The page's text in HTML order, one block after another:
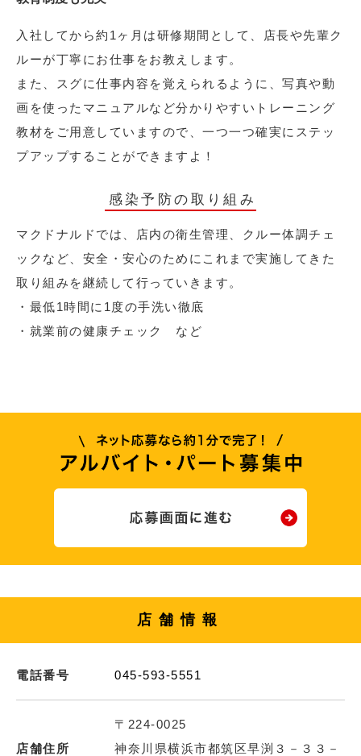
入社してから約1ヶ月は研修期間として、店長や先輩ク
ルーが丁寧にお仕事をお教えします。
また、スグに仕事内容を覚えられるように、写真や動
画を使ったマニュアルなど分かりやすいトレーニング
教材をご用意していますので、一つ一つ確実にステッ
プアップすることができますよ！
感染予防の取り組み
マクドナルドでは、店内の衛生管理、クルー体調チェ
ックなど、安全・安心のためにこれまで実施してきた
取り組みを継続して行っていきます。
・最低1時間に1度の手洗い徹底
・就業前の健康チェック など
店舗情報
電話番号 045-593-5551
店舗住所
〒224-0025
神奈川県横浜市都筑区早渕３－３３－